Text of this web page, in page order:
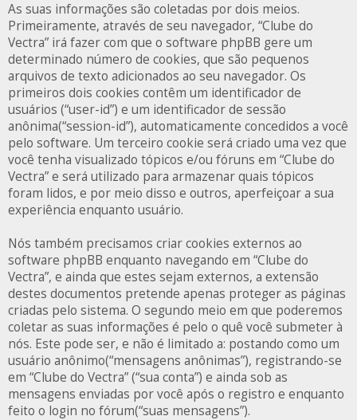
As suas informações são coletadas por dois meios.
Primeiramente, através de seu navegador, “Clube do
Vectra” irá fazer com que o software phpBB gere um
determinado número de cookies, que são pequenos
arquivos de texto adicionados ao seu navegador. Os
primeiros dois cookies contêm um identificador de
usuários (“user-id”) e um identificador de sessão
anônima(“session-id”), automaticamente concedidos a você
pelo software. Um terceiro cookie será criado uma vez que
você tenha visualizado tópicos e/ou fóruns em “Clube do
Vectra” e será utilizado para armazenar quais tópicos
foram lidos, e por meio disso e outros, aperfeiçoar a sua
experiência enquanto usuário.
Nós também precisamos criar cookies externos ao
software phpBB enquanto navegando em “Clube do
Vectra”, e ainda que estes sejam externos, a extensão
destes documentos pretende apenas proteger as páginas
criadas pelo sistema. O segundo meio em que poderemos
coletar as suas informações é pelo o quê você submeter à
nós. Este pode ser, e não é limitado a: postando como um
usuário anônimo(“mensagens anônimas”), registrando-se
em “Clube do Vectra” (“sua conta”) e ainda sob as
mensagens enviadas por você após o registro e enquanto
feito o login no fórum(“suas mensagens”).